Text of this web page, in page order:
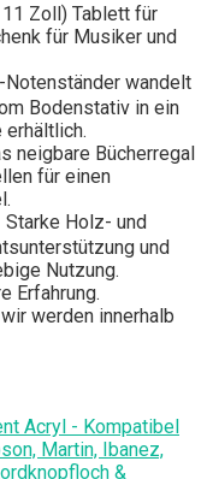
Zoll) Tablett für
für Musiker und
wandelt
Bodenstativ in ein
neigbare Bücherregal
für einen
Starke Holz- und
und
Nutzung.
Erfahrung.
werden innerhalb